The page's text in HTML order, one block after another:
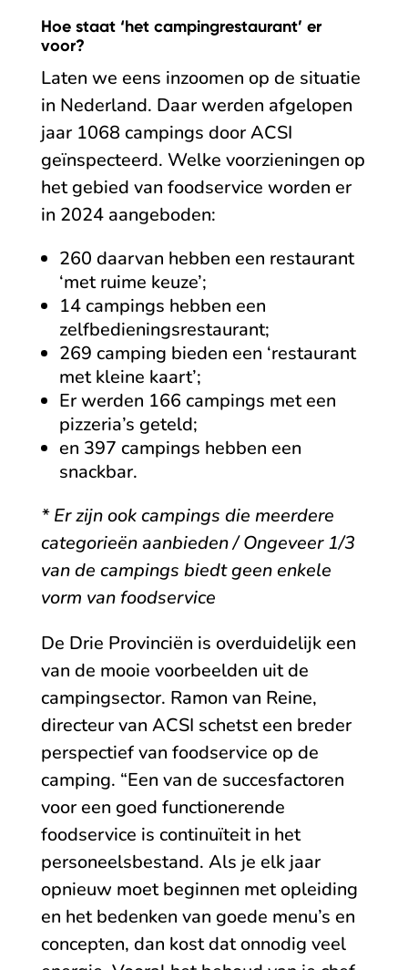
Hoe staat ‘het campingrestaurant’ er
voor?
Laten we eens inzoomen op de situatie
in Nederland. Daar werden afgelopen
jaar 1068 campings door ACSI
geïnspecteerd. Welke voorzieningen op
het gebied van foodservice worden er
in 2024 aangeboden:
260 daarvan hebben een restaurant
‘met ruime keuze’;
14 campings hebben een
zelfbedieningsrestaurant;
269 camping bieden een ‘restaurant
met kleine kaart’;
Er werden 166 campings met een
pizzeria’s geteld;
en 397 campings hebben een
snackbar.
* Er zijn ook campings die meerdere
categorieën aanbieden / Ongeveer 1/3
van de campings biedt geen enkele
vorm van foodservice
De Drie Provinciën is overduidelijk een
van de mooie voorbeelden uit de
campingsector. Ramon van Reine,
directeur van ACSI schetst een breder
perspectief van foodservice op de
camping. “Een van de succesfactoren
voor een goed functionerende
foodservice is continuïteit in het
personeelsbestand. Als je elk jaar
opnieuw moet beginnen met opleiding
en het bedenken van goede menu’s en
concepten, dan kost dat onnodig veel